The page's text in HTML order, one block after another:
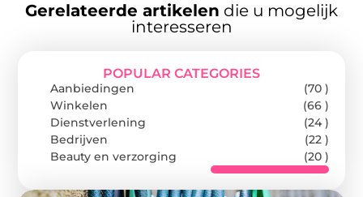
Gerelateerde artikelen die u mogelijk
interesseren
POPULAR CATEGORIES
Aanbiedingen
(70 )
Winkelen
(66 )
Dienstverlening
(24 )
Bedrijven
(22 )
Beauty en verzorging
(20 )